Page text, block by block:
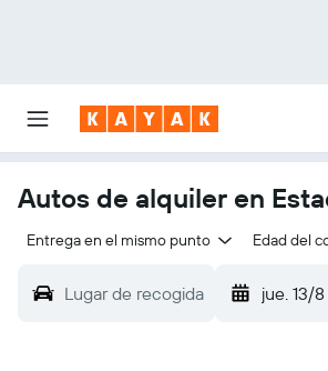
Autos de alquiler en
Entrega en el mismo punto Edad del
Lugar de recogida jue. 13/8